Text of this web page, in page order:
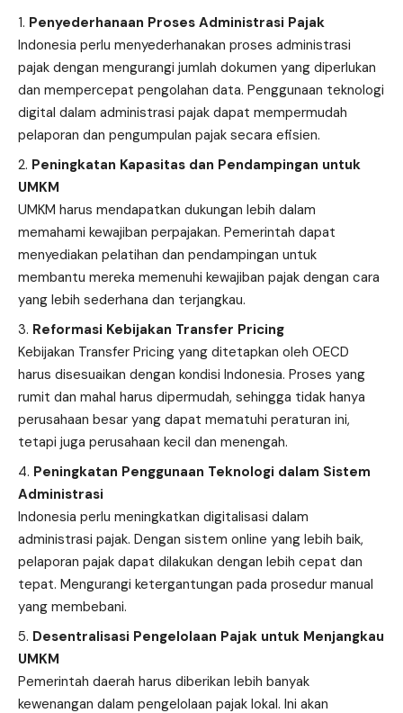
Penyederhanaan Proses Administrasi Pajak
Indonesia perlu menyederhanakan proses administrasi
pajak dengan mengurangi jumlah dokumen yang diperlukan
dan mempercepat pengolahan data. Penggunaan teknologi
digital dalam administrasi pajak dapat mempermudah
pelaporan dan pengumpulan pajak secara efisien.
Peningkatan Kapasitas dan Pendampingan untuk
UMKM
UMKM harus mendapatkan dukungan lebih dalam
memahami kewajiban perpajakan. Pemerintah dapat
menyediakan pelatihan dan pendampingan untuk
membantu mereka memenuhi kewajiban pajak dengan cara
yang lebih sederhana dan terjangkau.
Reformasi Kebijakan Transfer Pricing
Kebijakan Transfer Pricing yang ditetapkan oleh OECD
harus disesuaikan dengan kondisi Indonesia. Proses yang
rumit dan mahal harus dipermudah, sehingga tidak hanya
perusahaan besar yang dapat mematuhi peraturan ini,
tetapi juga perusahaan kecil dan menengah.
Peningkatan Penggunaan Teknologi dalam Sistem
Administrasi
Indonesia perlu meningkatkan digitalisasi dalam
administrasi pajak. Dengan sistem online yang lebih baik,
pelaporan pajak dapat dilakukan dengan lebih cepat dan
tepat. Mengurangi ketergantungan pada prosedur manual
yang membebani.
Desentralisasi Pengelolaan Pajak untuk Menjangkau
UMKM
Pemerintah daerah harus diberikan lebih banyak
kewenangan dalam pengelolaan pajak lokal. Ini akan